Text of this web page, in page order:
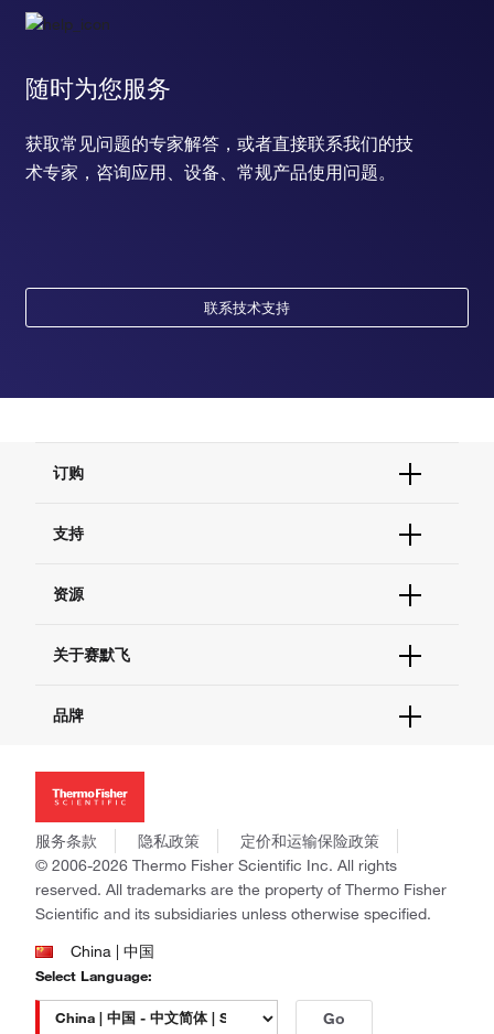
随时为您服务
获取常见问题的专家解答，或者直接联系我们的技
术专家，咨询应用、设备、常规产品使用问题。
联系技术支持
订购
订单支持
现货供应中心
支持
联系我们 - 400 820 8982
查找文件&证书
资源
促销
社交媒体
关于赛默飞
招聘
新闻
社会责任
商标
政策和通知
品牌
Applied Biosystems
Invitrogen
Gibco
Ion Torrent
Unity Lab Services
Patheon
PPD
服务条款 隐私政策
定价和运输保险政策
© 2006-2026 Thermo Fisher Scientific Inc. All rights
reserved. All trademarks are the property of Thermo Fisher
Scientific and its subsidiaries unless otherwise specified.
China | 中国
Select Language:
Go